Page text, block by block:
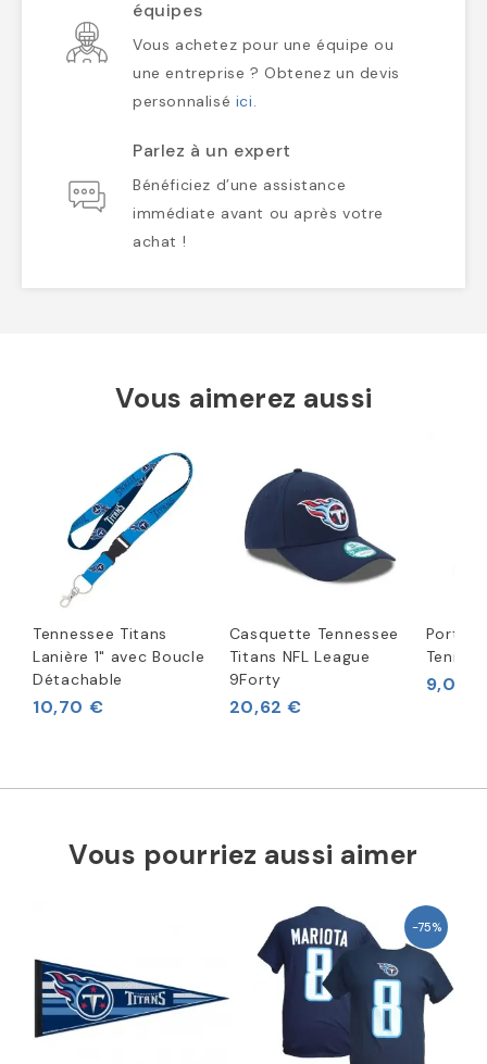
équipes
Vous achetez pour une équipe ou
une entreprise ? Obtenez un devis
personnalisé ici.
Parlez à un expert
Bénéficiez d’une assistance
immédiate avant ou après votre
achat !
Vous aimerez aussi
Tennessee Titans
Lanière 1" avec Boucle
Détachable
10,70 €
Casquette Tennessee
Titans NFL League
9Forty
20,62 €
Porte-
9,09 €
Vous pourriez aussi aimer
-75%